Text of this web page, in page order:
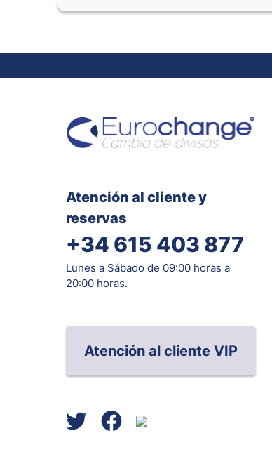
Atención al cliente y
reservas
+34 615 403 877
Lunes a Sábado de 09:00 horas a
20:00 horas.
Atención al cliente VIP